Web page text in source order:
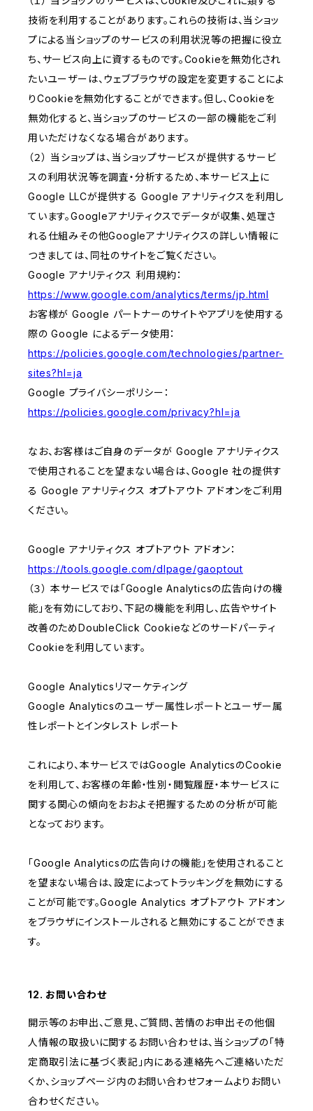
技術を利用することがあります。これらの技術は、当ショッ
プによる当ショップのサービスの利用状況等の把握に役立
ち、サービス向上に資するものです。Cookieを無効化され
たいユーザーは、ウェブブラウザの設定を変更することによ
りCookieを無効化することができます。但し、Cookieを
無効化すると、当ショップのサービスの一部の機能をご利
用いただけなくなる場合があります。
（２） 当ショップは、当ショップサービスが提供するサービ
スの利用状況等を調査・分析するため、本サービス上に
Google LLCが提供する Google アナリティクスを利用し
ています。Googleアナリティクスでデータが収集、処理さ
れる仕組みその他Googleアナリティクスの詳しい情報に
つきましては、同社のサイトをご覧ください。
Google アナリティクス 利用規約：
https://www.google.com/analytics/terms/jp.html
お客様が Google パートナーのサイトやアプリを使用する
際の Google によるデータ使用：
https://policies.google.com/technologies/partner-
sites?hl=ja
Google プライバシーポリシー：
https://policies.google.com/privacy?hl=ja
なお、お客様はご自身のデータが Google アナリティクス
で使用されることを望まない場合は、Google 社の提供す
る Google アナリティクス オプトアウト アドオンをご利用
ください。
Google アナリティクス オプトアウト アドオン：
https://tools.google.com/dlpage/gaoptout
（３） 本サービスでは「Google Analyticsの広告向けの機
能」を有効にしており、下記の機能を利用し、広告やサイト
改善のためDoubleClick Cookieなどのサードパーティ
Cookieを利用しています。
Google Analyticsリマーケティング
Google Analyticsのユーザー属性レポートとユーザー属
性レポートとインタレスト レポート
これにより、本サービスではGoogle AnalyticsのCookie
を利用して、お客様の年齢・性別・閲覧履歴・本サービスに
関する関心の傾向をおおよそ把握するための分析が可能
となっております。
「Google Analyticsの広告向けの機能」を使用されること
を望まない場合は、設定によってトラッキングを無効にする
ことが可能です。Google Analytics オプトアウト アドオン
をブラウザにインストールされると無効にすることができま
す。
12. お問い合わせ
開示等のお申出、ご意見、ご質問、苦情のお申出その他個
人情報の取扱いに関するお問い合わせは、当ショップの「特
定商取引法に基づく表記」内にある連絡先へご連絡いただ
くか、ショップページ内のお問い合わせフォームよりお問い
合わせください。